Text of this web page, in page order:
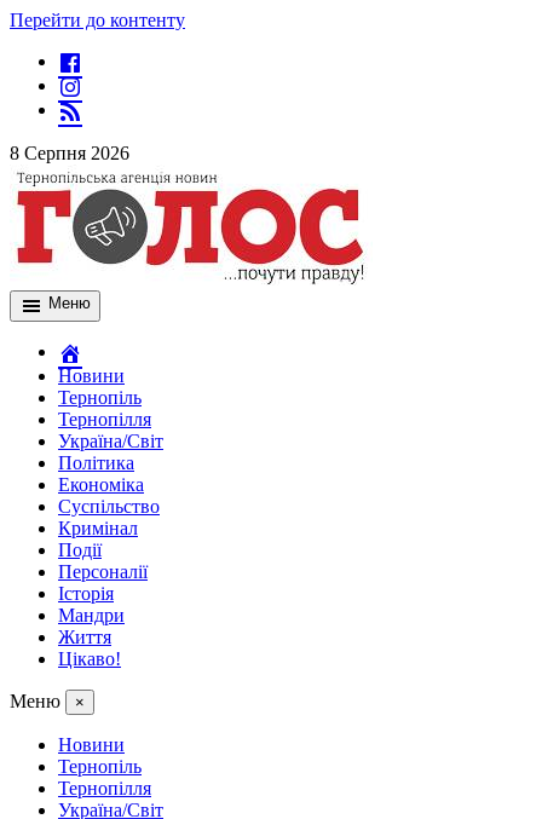
Перейти до контенту
8 Серпня 2026
Меню
Новини
Тернопіль
Тернопілля
Україна/Світ
Політика
Економіка
Суспільство
Кримінал
Події
Персоналії
Історія
Мандри
Життя
Цікаво!
Меню ×
Новини
Тернопіль
Тернопілля
Україна/Світ